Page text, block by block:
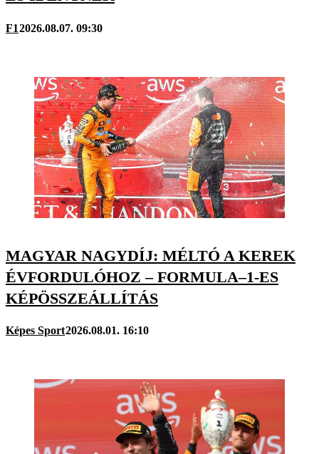
F12026.08.07. 09:30
MAGYAR NAGYDÍJ: MÉLTÓ A KEREK
ÉVFORDULÓHOZ – FORMULA–1-ES
KÉPÖSSZEÁLLÍTÁS
Képes Sport2026.08.01. 16:10